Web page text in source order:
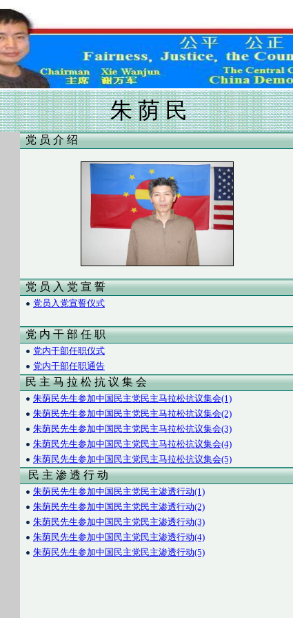
朱 荫 民
党 员 介 绍
党 员 入 党 宣 誓
党员入党宣誓仪式
党 内 干 部 任 职
党内干部任职仪式
党内干部任职通告
民 主 马 拉 松 抗 议 集 会
朱荫民先生参加中国民主党民主马拉松抗议集会(1)
朱荫民先生参加中国民主党民主马拉松抗议集会(2)
朱荫民先生参加中国民主党民主马拉松抗议集会(3)
朱荫民先生参加中国民主党民主马拉松抗议集会(4)
朱荫民先生参加中国民主党民主马拉松抗议集会(5)
民 主 渗 透 行 动
朱荫民先生参加中国民主党民主渗透行动(1)
朱荫民先生参加中国民主党民主渗透行动(2)
朱荫民先生参加中国民主党民主渗透行动(3)
朱荫民先生参加中国民主党民主渗透行动(4)
朱荫民先生参加中国民主党民主渗透行动(5)